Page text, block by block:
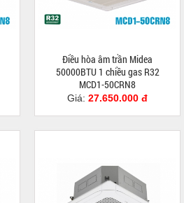
Điều hòa âm trần Midea
50000BTU 1 chiều gas R32
MCD1-50CRN8
Giá: 27.650.000 đ